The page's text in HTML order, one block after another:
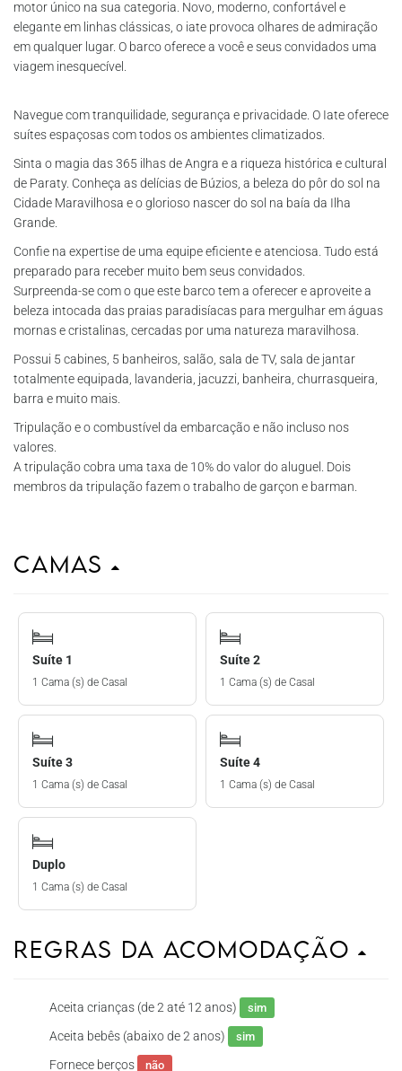
motor único na sua categoria. Novo, moderno, confortável e
elegante em linhas clássicas, o iate provoca olhares de admiração
em qualquer lugar. O barco oferece a você e seus convidados uma
viagem inesquecível.
Navegue com tranquilidade, segurança e privacidade. O Iate oferece
suítes espaçosas com todos os ambientes climatizados.
Sinta o magia das 365 ilhas de Angra e a riqueza histórica e cultural
de Paraty. Conheça as delícias de Búzios, a beleza do pôr do sol na
Cidade Maravilhosa e o glorioso nascer do sol na baía da Ilha
Grande.
Confie na expertise de uma equipe eficiente e atenciosa. Tudo está
preparado para receber muito bem seus convidados.
Surpreenda-se com o que este barco tem a oferecer e aproveite a
beleza intocada das praias paradisíacas para mergulhar em águas
mornas e cristalinas, cercadas por uma natureza maravilhosa.
Possui 5 cabines, 5 banheiros, salão, sala de TV, sala de jantar
totalmente equipada, lavanderia, jacuzzi, banheira, churrasqueira,
barra e muito mais.
Tripulação e o combustível da embarcação e não incluso nos
valores.
A tripulação cobra uma taxa de 10% do valor do aluguel. Dois
membros da tripulação fazem o trabalho de garçon e barman.
Camas
Suíte 1
1 Cama (s) de Casal
Suíte 2
1 Cama (s) de Casal
Suíte 3
1 Cama (s) de Casal
Suíte 4
1 Cama (s) de Casal
Duplo
1 Cama (s) de Casal
Regras da Acomodação
Aceita crianças (de 2 até 12 anos) sim
Aceita bebês (abaixo de 2 anos) sim
Fornece berços não